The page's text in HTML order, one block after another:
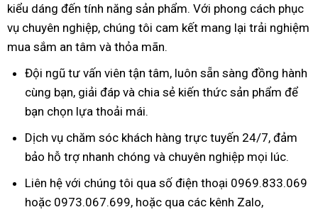
kiểu dáng đến tính năng sản phẩm. Với phong cách phục
vụ chuyên nghiệp, chúng tôi cam kết mang lại trải nghiệm
mua sắm an tâm và thỏa mãn.
Đội ngũ tư vấn viên tận tâm, luôn sẵn sàng đồng hành
cùng bạn, giải đáp và chia sẻ kiến thức sản phẩm để
bạn chọn lựa thoải mái.
Dịch vụ chăm sóc khách hàng trực tuyến 24/7, đảm
bảo hỗ trợ nhanh chóng và chuyên nghiệp mọi lúc.
Liên hệ với chúng tôi qua số điện thoại 0969.833.069
hoặc 0973.067.699, hoặc qua các kênh Zalo,